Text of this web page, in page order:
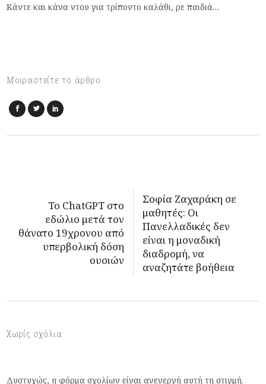
Κάντε και κάνα ντου για τρίποντο καλάθι, ρε παιδιά…
Μοιραστείτε το άρθρο
Το ChatGPT στο
εδώλιο μετά τον
θάνατο 19χρονου από
υπερβολική δόση
ουσιών
Σοφία Ζαχαράκη σε
μαθητές: Οι
Πανελλαδικές δεν
είναι η μοναδική
διαδρομή, να
αναζητάτε βοήθεια
Χωρίς σχόλια
Δυστυχώς, η φόρμα σχολίων είναι ανενεργή αυτή τη στιγμή.